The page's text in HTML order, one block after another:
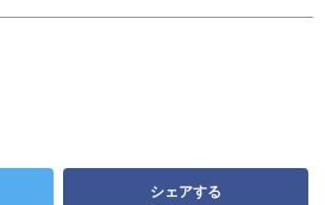
シェアする